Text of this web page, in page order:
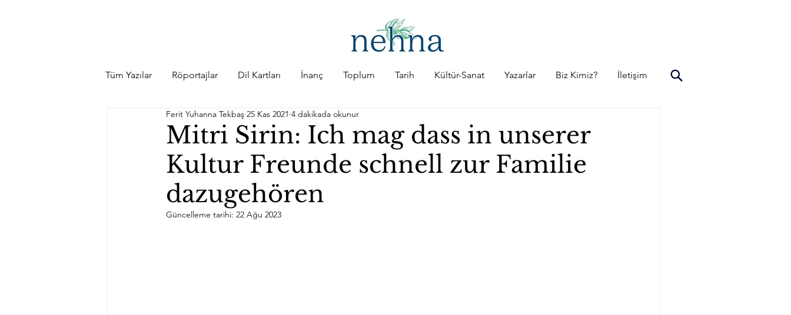
Tüm Yazılar Röportajlar Dil Kartları İnanç Toplum Tarih Kültür-Sanat Yazarlar Biz Kimiz? İletişim
Mitri Sirin: Ich mag dass in unserer
Kultur Freunde schnell zur Familie
dazugehören
Ferit Yuhanna Tekbaş 25 Kas 2021 4 dakikada okunur
Güncelleme tarihi: 22 Ağu 2023